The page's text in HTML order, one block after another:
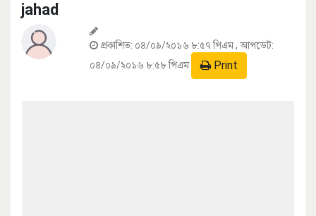
jahad
প্রকাশিত: ০৪/০৯/২০১৬ ৮:৫৭ পিএম, আপডেট:
০৪/০৯/২০১৬ ৮:৫৮ পিএম
Print